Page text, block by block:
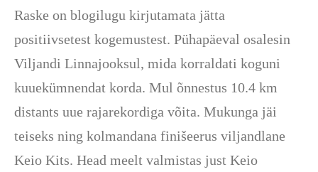
Raske on blogilugu kirjutamata jätta
positiivsetest kogemustest. Pühapäeval osalesin
Viljandi Linnajooksul, mida korraldati koguni
kuuekümnendat korda. Mul õnnestus 10.4 km
distants uue rajarekordiga võita. Mukunga jäi
teiseks ning kolmandana finišeerus viljandlane
Keio Kits. Head meelt valmistas just Keio